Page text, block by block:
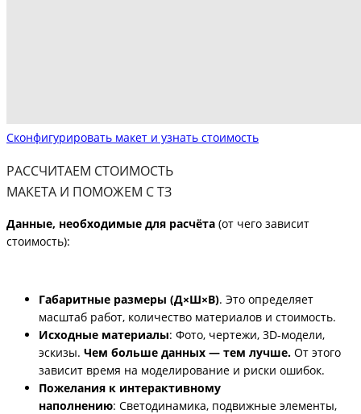
Сконфигурировать макет и узнать стоимость
РАССЧИТАЕМ СТОИМОСТЬ
МАКЕТА И ПОМОЖЕМ С ТЗ
Данные, необходимые для расчёта (от чего зависит
стоимость):
Габаритные размеры (Д×Ш×В). Это определяет
масштаб работ, количество материалов и стоимость.
Исходные материалы: Фото, чертежи, 3D-модели,
эскизы. Чем больше данных — тем лучше. От этого
зависит время на моделирование и риски ошибок.
Пожелания к интерактивному
наполнению: Светодинамика, подвижные элементы,